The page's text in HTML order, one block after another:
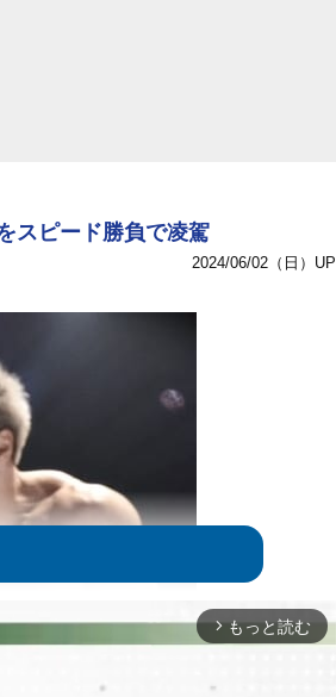
スピード勝負で凌駕
2024/06/02（日）UP
arrow_forward_ios もっと読む